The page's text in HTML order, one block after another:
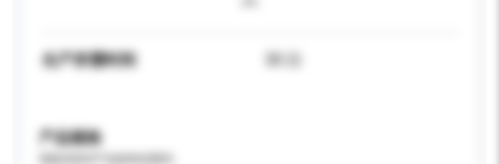
生产所需时间 30 日
产品规格